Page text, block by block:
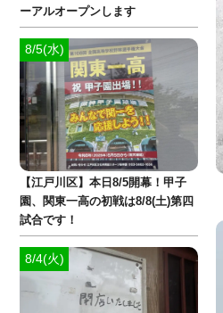
ーアルオープンします
8/5(水)
【江戸川区】本日8/5開幕！甲子
園、関東一高の初戦は8/8(土)第四
試合です！
8/4(火)